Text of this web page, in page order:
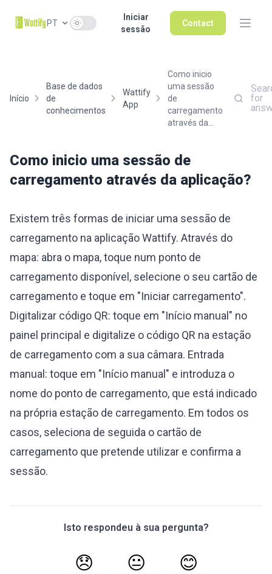
PT Use setting
Iniciar
sessão
Contact
Início
Base de dados
de
conhecimentos
Wattify
App
Como inicio
uma sessão
de
carregamento
através da...
for
Como inicio uma sessão de
carregamento através da aplicação?
Existem três formas de iniciar uma sessão de
carregamento na aplicação Wattify. Através do
mapa: abra o mapa, toque num ponto de
carregamento disponível, selecione o seu cartão de
carregamento e toque em "Iniciar carregamento".
Digitalizar código QR: toque em "Início manual" no
painel principal e digitalize o código QR na estação
de carregamento com a sua câmara. Entrada
manual: toque em "Início manual" e introduza o
nome do ponto de carregamento, que está indicado
na própria estação de carregamento. Em todos os
casos, seleciona de seguida o cartão de
carregamento que pretende utilizar e confirma a
sessão.
Isto respondeu à sua pergunta?
😞 😐 😊